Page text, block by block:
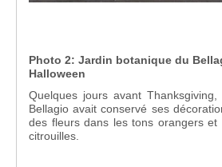
Photo 2: Jardin botanique du
Halloween
Quelques jours avant
Bellagio avait conservé ses
des fleurs dans les tons orangers et
citrouilles.